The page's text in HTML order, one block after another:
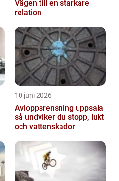
Vägen till en starkare
relation
10 juni 2026
Avloppsrensning uppsala
så undviker du stopp, lukt
och vattenskador